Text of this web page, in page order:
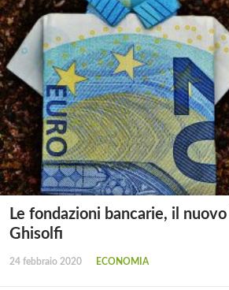
Le fondazioni bancarie, il
Ghisolfi
24 febbraio 2020 ECONOMIA